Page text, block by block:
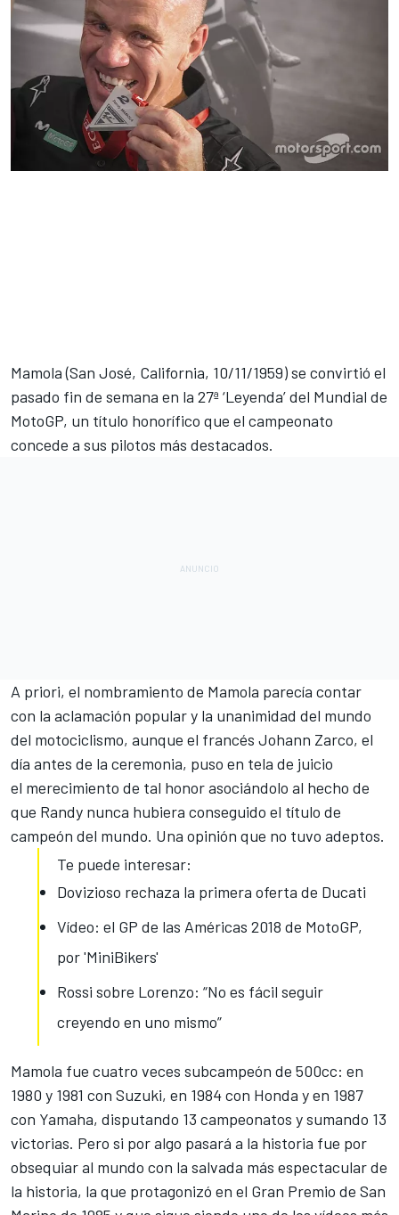
Mamola (San José, California, 10/11/1959) se convirtió el
pasado fin de semana en la 27ª ‘Leyenda’ del Mundial de
MotoGP, un título honorífico que el campeonato
concede a sus pilotos más destacados.
A priori, el nombramiento de Mamola parecía contar
con la aclamación popular y la unanimidad del mundo
del motociclismo, aunque el francés Johann Zarco, el
día antes de la ceremonia, puso en tela de juicio
el merecimiento de tal honor asociándolo al hecho de
que Randy nunca hubiera conseguido el título de
campeón del mundo. Una opinión que no tuvo adeptos.
Te puede interesar:
Dovizioso rechaza la primera oferta de Ducati
Vídeo: el GP de las Américas 2018 de MotoGP,
por 'MiniBikers'
Rossi sobre Lorenzo: “No es fácil seguir
creyendo en uno mismo”
Mamola fue cuatro veces subcampeón de 500cc: en
1980 y 1981 con Suzuki, en 1984 con Honda y en 1987
con Yamaha, disputando 13 campeonatos y sumando 13
victorias. Pero si por algo pasará a la historia fue por
obsequiar al mundo con la salvada más espectacular de
la historia, la que protagonizó en el Gran Premio de San